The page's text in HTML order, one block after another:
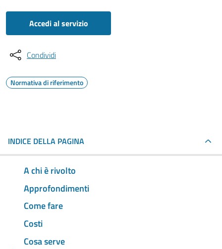
Accedi al servizio
Condividi
Normativa di riferimento
INDICE DELLA PAGINA
A chi è rivolto
Approfondimenti
Come fare
Costi
Cosa serve